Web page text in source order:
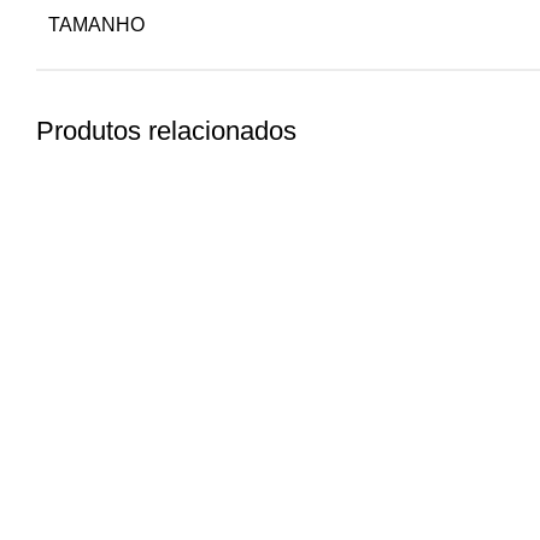
TAMANHO
Produtos relacionados